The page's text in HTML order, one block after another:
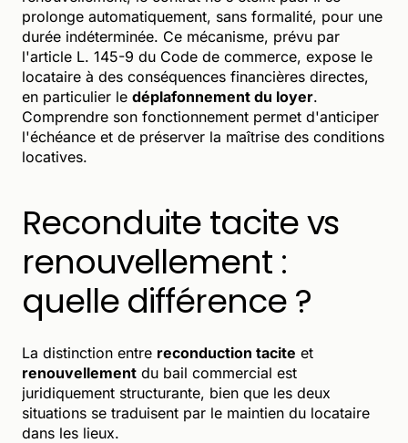
prolonge automatiquement, sans formalité, pour une
durée indéterminée. Ce mécanisme, prévu par
l'article L. 145-9 du Code de commerce, expose le
locataire à des conséquences financières directes,
en particulier le déplafonnement du loyer.
Comprendre son fonctionnement permet d'anticiper
l'échéance et de préserver la maîtrise des conditions
locatives.
Reconduite tacite vs
renouvellement :
quelle différence ?
La distinction entre reconduction tacite et
renouvellement du bail commercial est
juridiquement structurante, bien que les deux
situations se traduisent par le maintien du locataire
dans les lieux.